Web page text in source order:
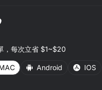
，每次立省 $1~$20
Android IOS